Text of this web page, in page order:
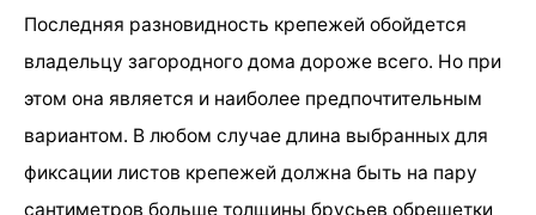
Последняя разновидность крепежей обойдется
владельцу загородного дома дороже всего. Но при
этом она является и наиболее предпочтительным
вариантом. В любом случае длина выбранных для
фиксации листов крепежей должна быть на пару
сантиметров больше толщины брусьев обрешетки